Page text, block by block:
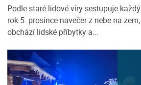
Podle staré lidové víry sestupuje každý
rok 5. prosince navečer z nebe na zem,
obchází lidské příbytky a...